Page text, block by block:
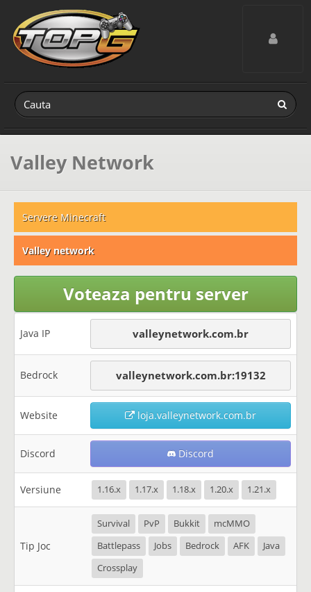
Toggle
Valley Network
Servere Minecraft
Valley network
Voteaza pentru server
Java IP valleynetwork.com.br
Bedrock valleynetwork.com.br:19132
Website loja.valleynetwork.com.br
Discord Discord
Versiune 1.16.x 1.17.x 1.18.x 1.20.x 1.21.x
Tip Joc
Survival PvP Bukkit
mcMMO
Battlepass
Jobs Bedrock AFK
Java
Crossplay